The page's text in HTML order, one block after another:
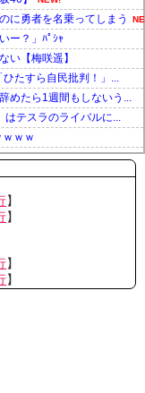
に勇者を名乗ってしまう
ー？」ﾊﾟｼｬ
い【梅咲遥】
たすら自民批判！」...
めたら1週間もしないう...
はテスラのライバルに...
ｗｗ
】
】
】
】